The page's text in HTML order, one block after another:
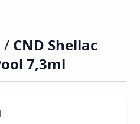
/ CND Shellac
7,3ml